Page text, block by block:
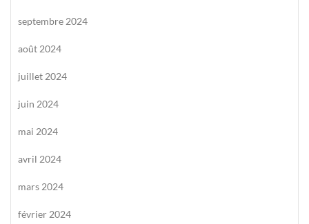
septembre 2024
août 2024
juillet 2024
juin 2024
mai 2024
avril 2024
mars 2024
février 2024